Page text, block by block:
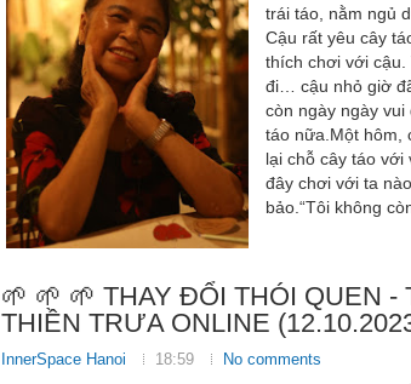
trái táo, nằm ngủ
Cậu rất yêu cây
thích chơi với
đi… cậu nhỏ giờ
còn ngày ngày vui
táo nữa.Một hôm,
lại chỗ cây táo với
đây chơi với ta
bảo.“Tôi không
🌱 🌱 🌱 THAY ĐỔI THÓI QUEN -
THIỀN TRƯA ONLINE
InnerSpace Hanoi 18:59 No comments